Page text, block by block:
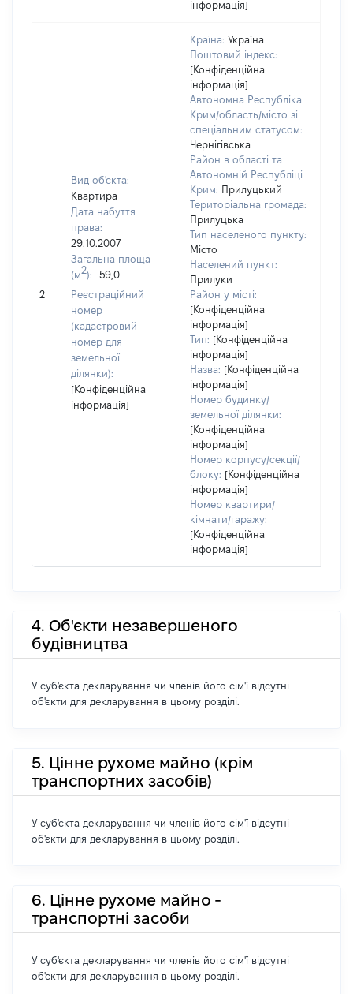
інформація]
2
Вид об'єкта:
Квартира
Дата набуття
права:
29.10.2007
Загальна площа
(м2):
59,0
Реєстраційний
номер
(кадастровий
номер для
земельної
ділянки):
[Конфіденційна
інформація]
Країна: Україна
Поштовий індекс:
[Конфіденційна
інформація]
Автономна Республіка
Крим/область/місто зі
спеціальним статусом:
Чернігівська
Район в області та
Автономній Республіці
Крим: Прилуцький
Територіальна громада:
Прилуцька
Тип населеного пункту:
Місто
Населений пункт:
Прилуки
Район у місті:
[Конфіденційна
інформація]
Тип: [Конфіденційна
інформація]
Назва: [Конфіденційна
інформація]
Номер будинку/
земельної ділянки:
[Конфіденційна
інформація]
Номер корпусу/секції/
блоку: [Конфіденційна
інформація]
Номер квартири/
кімнати/гаражу:
[Конфіденційна
інформація]
4. Об'єкти незавершеного
будівництва
У суб'єкта декларування чи членів його сім'ї відсутні
об'єкти для декларування в цьому розділі.
5. Цінне рухоме майно (крім
транспортних засобів)
У суб'єкта декларування чи членів його сім'ї відсутні
об'єкти для декларування в цьому розділі.
6. Цінне рухоме майно -
транспортні засоби
У суб'єкта декларування чи членів його сім'ї відсутні
об'єкти для декларування в цьому розділі.